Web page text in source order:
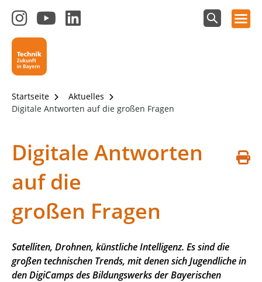
Technik - Zukunft in Bayern
Zum
Instagram-
Kanal
von
Technik-
in
Bayern
Zum
YouTube-LinkedIn-
Suchfeld
Hauptnavigation öffnen
Startseite
Aktuelles
Digitale Antworten auf die großen Fragen
Digitale Antworten
auf die
großen Fragen
Satelliten, Drohnen, künstliche Intelligenz. Es sind die
großen technischen Trends, mit denen sich Jugendliche in
den DigiCamps des Bildungswerks der Bayerischen